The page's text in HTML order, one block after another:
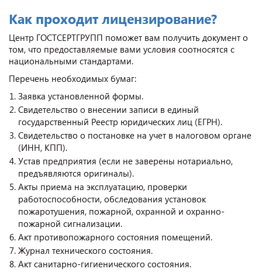
Как проходит лицензирование?
Центр ГОСТСЕРТГРУПП поможет вам получить документ о
том, что предоставляемые вами условия соотносятся с
национальными стандартами.
Перечень необходимых бумаг:
Заявка установленной формы.
Свидетельство о внесении записи в единый
государственный Реестр юридических лиц (ЕГРН).
Свидетельство о постановке на учет в налоговом органе
(ИНН, КПП).
Устав предприятия (если не заверены нотариально,
предъявляются оригиналы).
Акты приема на эксплуатацию, проверки
работоспособности, обследования установок
пожаротушения, пожарной, охранной и охранно-
пожарной сигнализации.
Акт противопожарного состояния помещений.
Журнал технического состояния.
Акт санитарно-гигиенического состояния.